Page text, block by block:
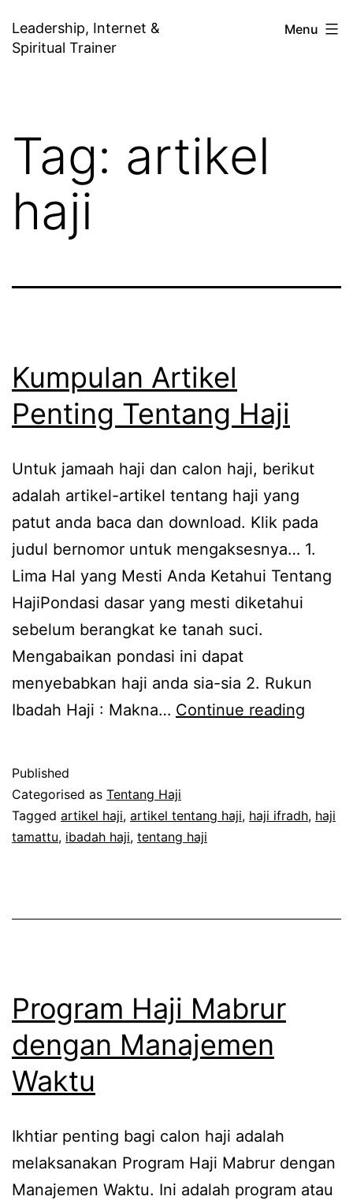
to
Leadership, Internet &
Spiritual Trainer
Menu
Tag: artikel
haji
Kumpulan Artikel
Penting Tentang Haji
Untuk jamaah haji dan calon haji, berikut
adalah artikel-artikel tentang haji yang
patut anda baca dan download. Klik pada
judul bernomor untuk mengaksesnya… 1.
Lima Hal yang Mesti Anda Ketahui Tentang
HajiPondasi dasar yang mesti diketahui
sebelum berangkat ke tanah suci.
Mengabaikan pondasi ini dapat
menyebabkan haji anda sia-sia 2. Rukun
Ibadah Haji : Makna… Continue reading
Haji
Published
Categorised as Tentang Haji
Tagged artikel haji, artikel tentang haji, haji ifradh, haji
tamattu, ibadah haji, tentang haji
Program Haji Mabrur
dengan Manajemen
Waktu
Ikhtiar penting bagi calon haji adalah
melaksanakan Program Haji Mabrur dengan
Manajemen Waktu. Ini adalah program atau